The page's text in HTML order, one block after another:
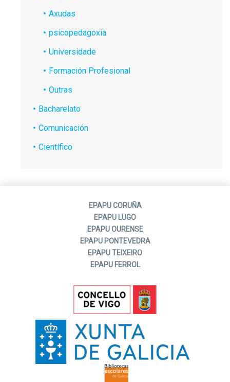
Axudas
psicopedagoxia
Universidade
Formación Profesional
Outras
Bacharelato
Comunicación
Científico
EPAPU CORUÑA
EPAPU LUGO
EPAPU OURENSE
EPAPU PONTEVEDRA
EPAPU TEIXEIRO
EPAPU FERROL